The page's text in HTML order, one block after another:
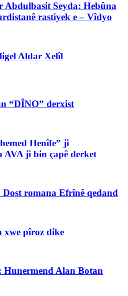
Abdulbasit Seyda: Hebûna
rastiyek e – Vîdyo
Aldar Xelîl
“DÎNO” derxist
Henîfe” ji
AVA ji bin çapê derket
romana Efrînê qedand
xwe pîroz dike
Hunermend Alan Botan